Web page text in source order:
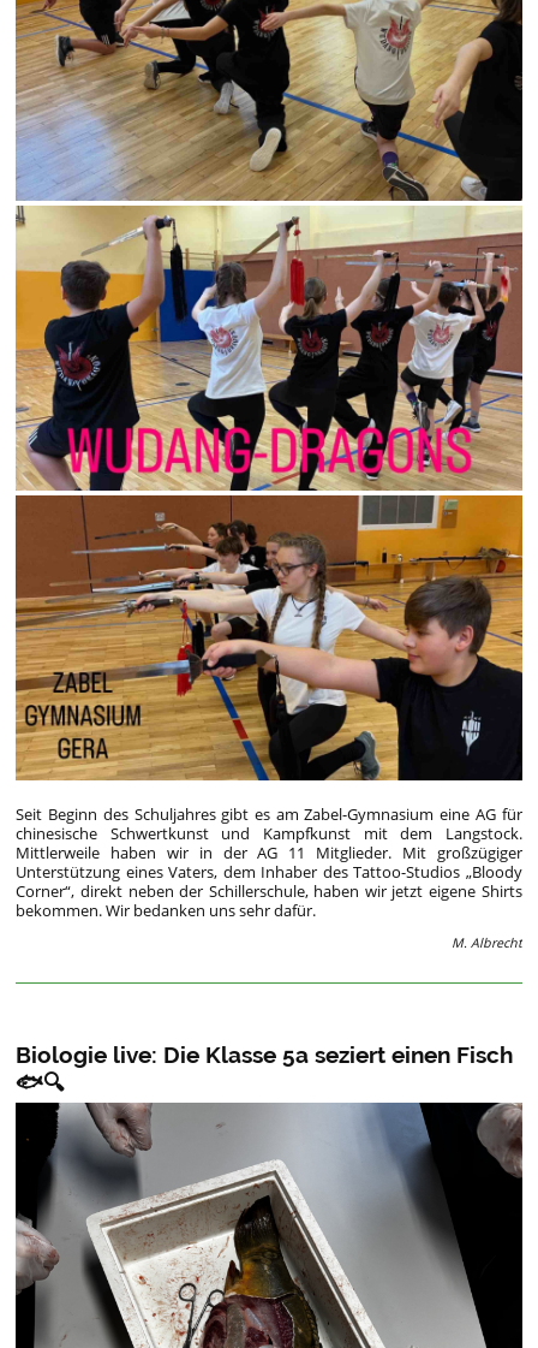
Seit Beginn des Schuljahres gibt es am Zabel-Gymnasium eine AG für
chinesische Schwertkunst und Kampfkunst mit dem Langstock.
Mittlerweile haben wir in der AG 11 Mitglieder. Mit großzügiger
Unterstützung eines Vaters, dem Inhaber des Tattoo-Studios „Bloody
Corner“, direkt neben der Schillerschule, haben wir jetzt eigene Shirts
bekommen. Wir bedanken uns sehr dafür.
M. Albrecht
Biologie live: Die Klasse 5a seziert einen Fisch
🐟🔍